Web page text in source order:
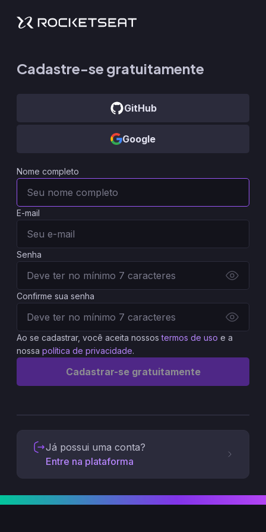
Cadastre-se gratuitamente
GitHub
Google
Nome completo
E-mail
Senha
Confirme sua senha
Ao se cadastrar, você aceita nossos termos de uso e a
nossa política de privacidade.
Cadastrar-se gratuitamente
Já possui uma conta?
Entre na plataforma